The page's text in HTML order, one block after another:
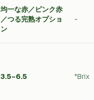
均一な赤／ピンク赤
／つる完熟オプショ
ン
-
3.5–6.5 °Brix